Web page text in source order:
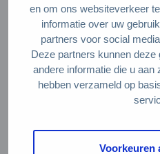
en om ons websiteverkeer
informatie over uw
partners voor social
Deze partners kunnen
andere informatie die u
hebben verzameld op
Voorkeuren
Over ons
Stel je vraag
Servicepunt Team
Veelgestelde vragen
De Natuur en